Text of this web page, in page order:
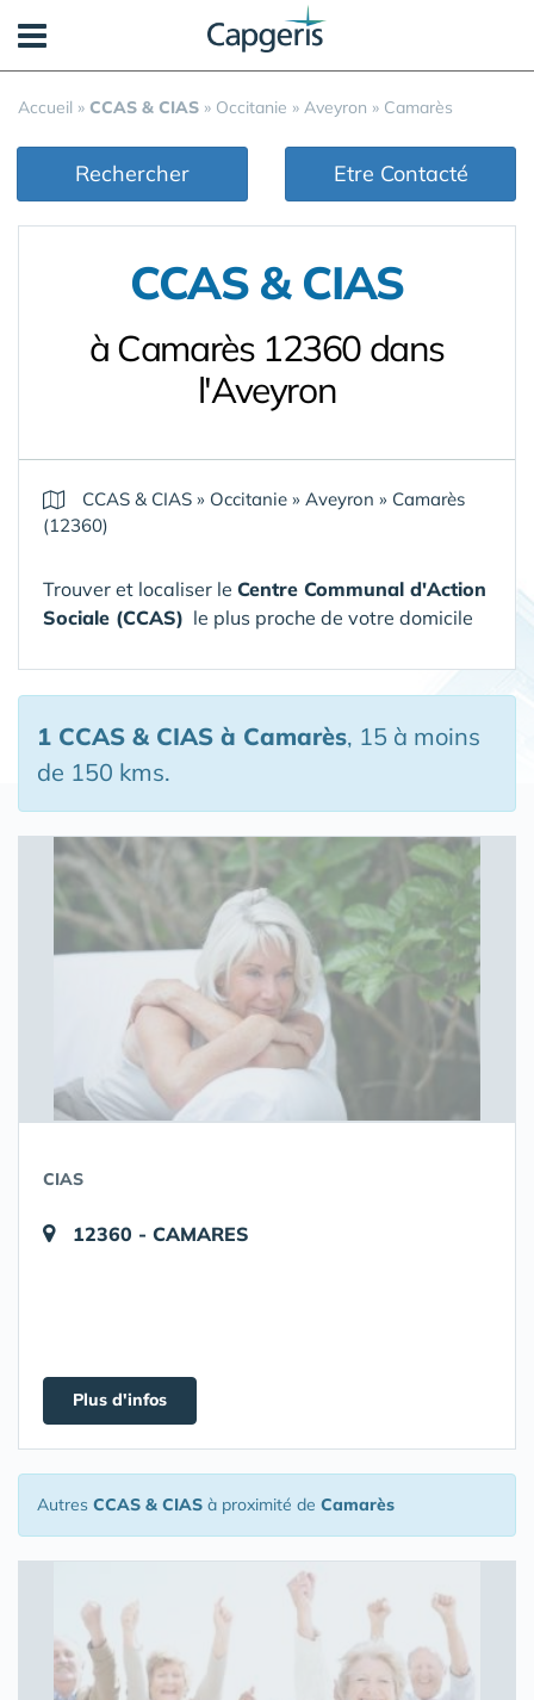
Accueil » CCAS & CIAS » Occitanie » Aveyron » Camarès
Rechercher Etre Contacté
CCAS & CIAS
à Camarès 12360 dans
l'Aveyron
CCAS & CIAS » Occitanie » Aveyron » Camarès
(12360)
Trouver et localiser le Centre Communal d'Action
Sociale (CCAS) le plus proche de votre domicile
1 CCAS & CIAS à Camarès, 15 à moins
de 150 kms.
CIAS
12360 - CAMARES
Plus d'infos
Autres CCAS & CIAS à proximité de Camarès